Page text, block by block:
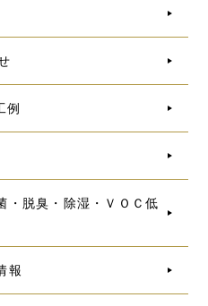
例
・脱臭・除湿・ＶＯＣ低
報